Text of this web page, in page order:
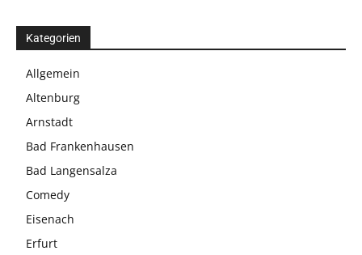
Kategorien
Allgemein
Altenburg
Arnstadt
Bad Frankenhausen
Bad Langensalza
Comedy
Eisenach
Erfurt